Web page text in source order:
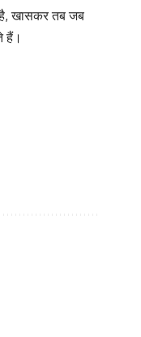
है, खासकर तब जब
हैं।